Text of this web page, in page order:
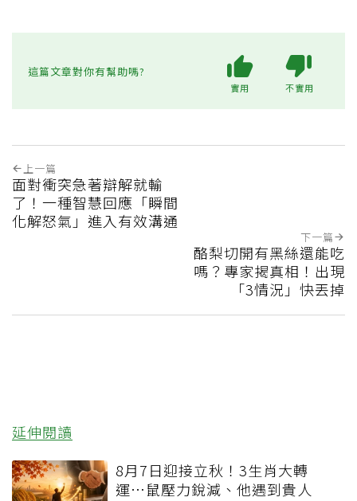
這篇文章對你有幫助嗎?
實用 不實用
上一篇
面對衝突急著辯解就輸
了！一種智慧回應「瞬間
化解怒氣」進入有效溝通
下一篇
酪梨切開有黑絲還能吃
嗎？專家揭真相！出現
「3情況」快丟掉
延伸閱讀
8月7日迎接立秋！3生肖大轉
運…鼠壓力銳減、他遇到貴人